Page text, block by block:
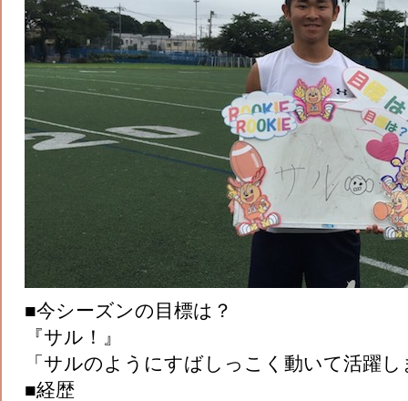
■今シーズンの目標は？
『サル！』
「サルのようにすばしっこく動いて活躍し
■経歴